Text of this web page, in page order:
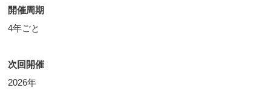
開催周期
4年ごと
次回開催
2026年